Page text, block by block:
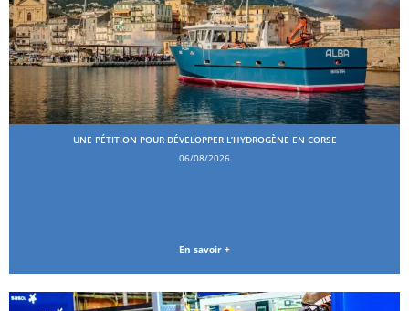
UNE PÉTITION POUR DÉVELOPPER L’HYDROGÈNE EN CORSE
06/08/2026
En savoir +